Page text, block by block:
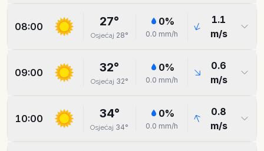
08:00 27°
Osjećaj 28°
0%
0.0 mm/h
1.1
m/s
09:00 32°
Osjećaj 32°
0%
0.0 mm/h
0.6
m/s
10:00 34°
Osjećaj 34°
0%
0.0 mm/h
0.8
m/s